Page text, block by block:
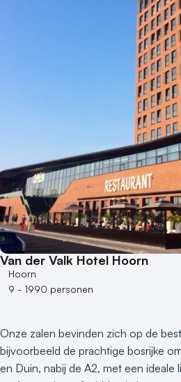
Van der Valk Hotel Hoorn
Hoorn
9 - 1990 personen
Onze zalen bevinden zich op de
bijvoorbeeld de prachtige bosrijke
en Duin, nabij de A2, met een ideale